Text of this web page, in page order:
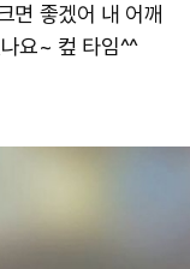
면 좋겠어 내 어깨
요~ 컾 타임^^